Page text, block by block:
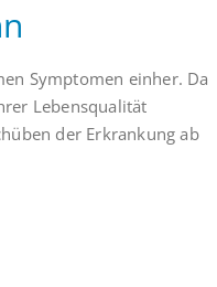
Symptomen einher. Da
Lebensqualität
der Erkrankung ab